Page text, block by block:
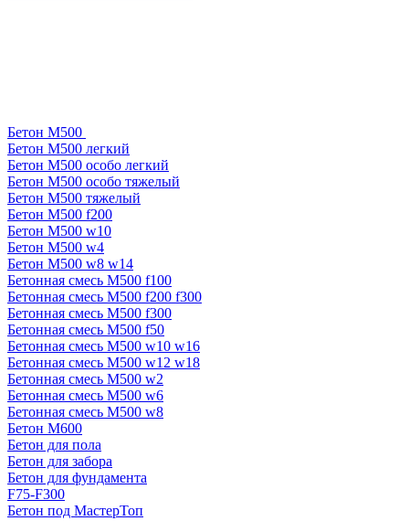
Бетон М500
Бетон М500 легкий
Бетон М500 особо легкий
Бетон М500 особо тяжелый
Бетон М500 тяжелый
Бетон М500 f200
Бетон М500 w10
Бетон М500 w4
Бетон М500 w8 w14
Бетонная смесь М500 f100
Бетонная смесь М500 f200 f300
Бетонная смесь М500 f300
Бетонная смесь М500 f50
Бетонная смесь М500 w10 w16
Бетонная смесь М500 w12 w18
Бетонная смесь М500 w2
Бетонная смесь М500 w6
Бетонная смесь М500 w8
Бетон М600
Бетон для пола
Бетон для забора
Бетон для фундамента
F75-F300
Бетон под МастерТоп